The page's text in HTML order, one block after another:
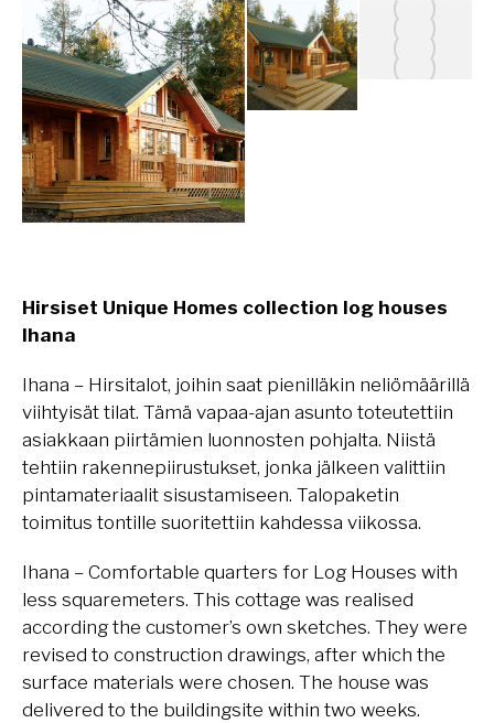
Hirsiset Unique Homes collection log houses
Ihana
Ihana – Hirsitalot, joihin saat pienilläkin neliömäärillä
viihtyisät tilat. Tämä vapaa-ajan asunto toteutettiin
asiakkaan piirtämien luonnosten pohjalta. Niistä
tehtiin rakennepiirustukset, jonka jälkeen valittiin
pintamateriaalit sisustamiseen. Talopaketin
toimitus tontille suoritettiin kahdessa viikossa.
Ihana – Comfortable quarters for Log Houses with
less squaremeters. This cottage was realised
according the customer’s own sketches. They were
revised to construction drawings, after which the
surface materials were chosen. The house was
delivered to the buildingsite within two weeks.